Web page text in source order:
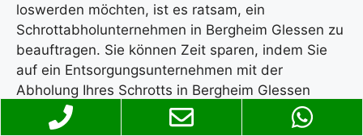
loswerden möchten, ist es ratsam, ein
Schrottabholunternehmen in Bergheim Glessen zu
beauftragen. Sie können Zeit sparen, indem Sie
auf ein Entsorgungsunternehmen mit der
Abholung Ihres Schrotts in Bergheim Glessen
setzen. Wir sind ein zuverlässiges und
professionelles Entsorgungsunternehmen. Dank